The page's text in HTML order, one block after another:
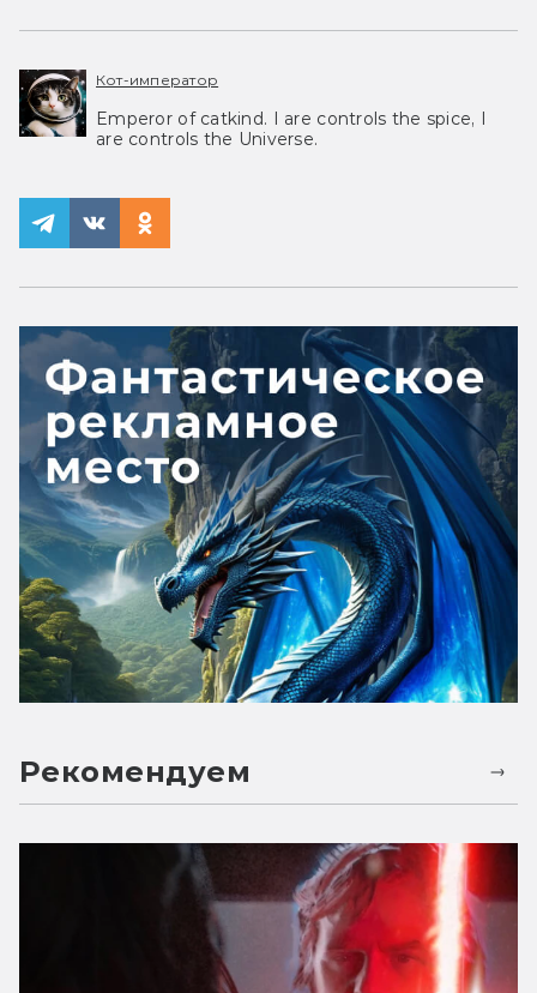
Кот-император
Emperor of catkind. I are controls the spice, I
are controls the Universe.
Рекомендуем